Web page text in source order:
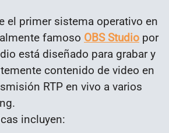
el primer sistema operativo en
famoso OBS Studio por
está diseñado para grabar y
contenido de video en
RTP en vivo a varios
incluyen: